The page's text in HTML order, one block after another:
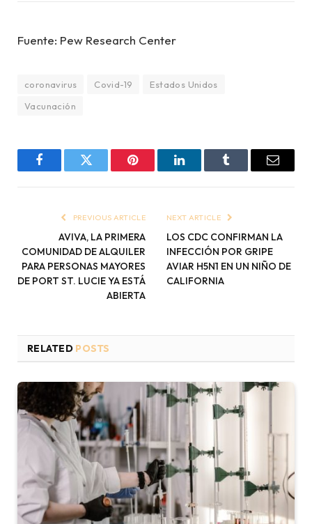
Fuente: Pew Research Center
coronavirus Covid-19
Estados Unidos
Vacunación
FacebookTwitter Pinterest LinkedInTumblr Email
PREVIOUS ARTICLE
AVIVA, LA PRIMERA
COMUNIDAD DE ALQUILER
PARA PERSONAS MAYORES
DE PORT ST. LUCIE YA ESTÁ
ABIERTA
NEXT ARTICLE
LOS CDC CONFIRMAN LA
INFECCIÓN POR GRIPE
AVIAR H5N1 EN UN NIÑO DE
CALIFORNIA
RELATED POSTS